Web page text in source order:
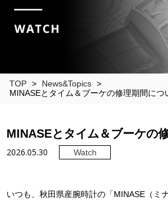
TOP > News&Topics >
MINASEとタイム＆ブーケの修理期間につ
MINASEとタイム＆ブーケの
2026.05.30 Watch
いつも、秋田県産腕時計の「MINASE（ミ